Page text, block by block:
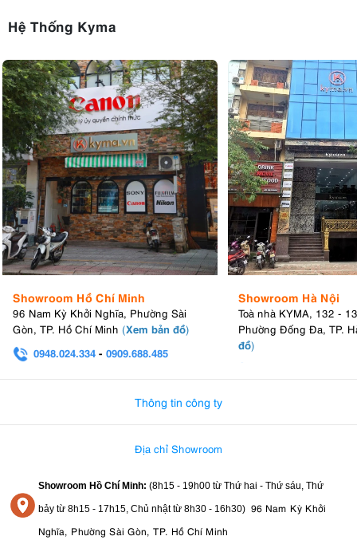
Hệ Thống Kyma
Showroom Hồ Chí Minh
96 Nam Kỳ Khởi Nghĩa, Phường Sài
Gòn, TP. Hồ Chí Minh (Xem bản đồ)
0948.024.334 - 0909.688.485
Showroom Hà Nội
Toà nhà KYMA, 132 -
Phường Đống Đa, TP.
đồ)
Thông tin công ty
Địa chỉ Showroom
Showroom Hồ Chí Minh: (8h15 - 19h00 từ Thứ hai - Thứ sáu, Thứ
bảy từ 8h15 - 17h15, Chủ nhật từ 8h30 - 16h30) 96 Nam Kỳ Khởi
Nghĩa, Phường Sài Gòn, TP. Hồ Chí Minh